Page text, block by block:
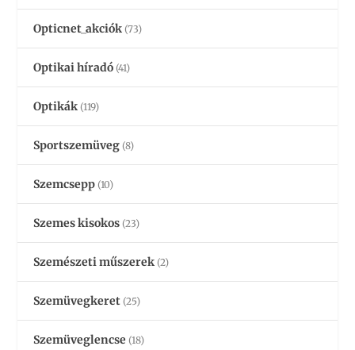
Opticnet_akciók (73)
Optikai híradó (41)
Optikák (119)
Sportszemüveg (8)
Szemcsepp (10)
Szemes kisokos (23)
Szemészeti műszerek (2)
Szemüvegkeret (25)
Szemüveglencse (18)